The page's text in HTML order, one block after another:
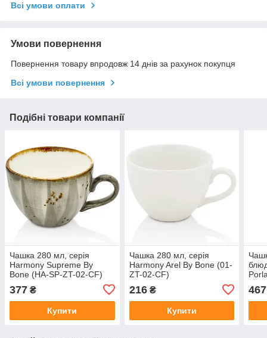
Всі умови оплати
Умови повернення
Повернення товару впродовж 14 днів за рахунок покупця
Всі умови повернення
Подібні товари компанії
Чашка 280 мл, серія
Harmony Supreme By
Bone (HA-SP-ZT-02-CF)
377 ₴
Купити
Чашка 280 мл, серія
Harmony Arel By Bone (01-
ZT-02-CF)
216₴
Купити
467